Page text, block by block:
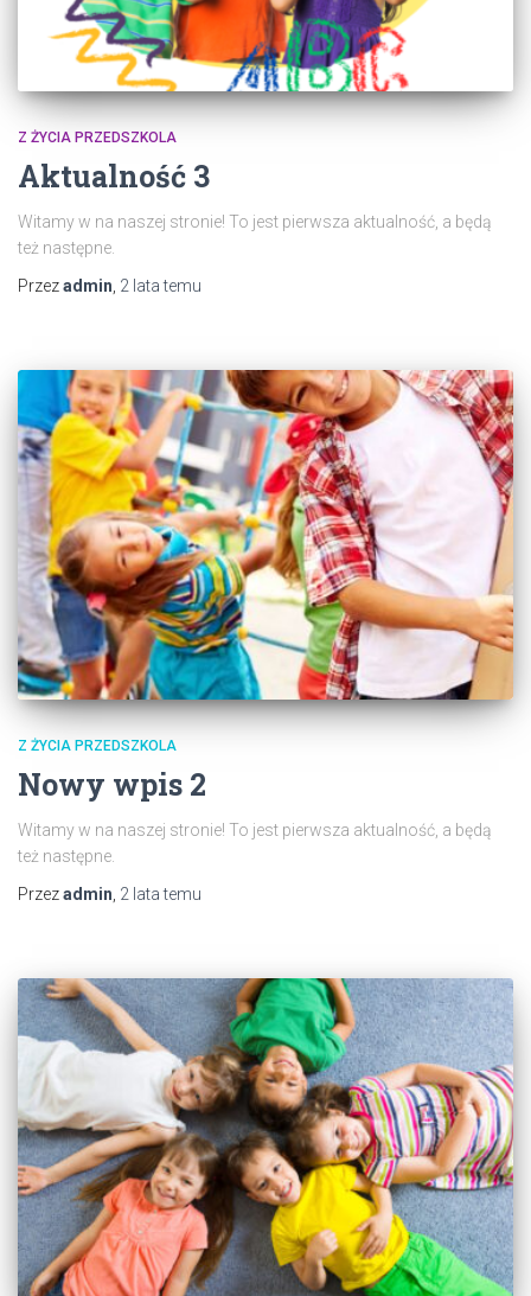
Z ŻYCIA PRZEDSZKOLA
Aktualność 3
Witamy w na naszej stronie! To jest pierwsza aktualność, a będą
też następne.
Przezadmin 2 latatemu
Z ŻYCIA PRZEDSZKOLA
Nowy wpis 2
Witamy w na naszej stronie! To jest pierwsza aktualność, a będą
też następne.
Przezadmin, 2 latatemu